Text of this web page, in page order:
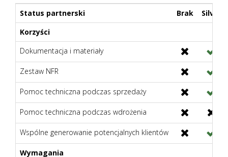
Status partnerski Brak
Silver
Korzyści
Dokumentacja i materiały
Zestaw NFR
Pomoc techniczna podczas sprzedaży
Pomoc techniczna podczas wdrożenia
Wspólne generowanie potencjalnych klientów
Wymagania